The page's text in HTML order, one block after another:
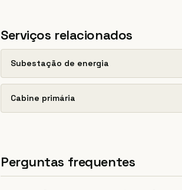
Serviços relacionados
Subestação de energia
Cabine primária
Perguntas frequentes